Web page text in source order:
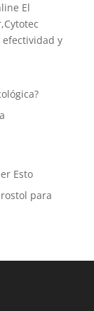
El
efectividad y
Esto
para